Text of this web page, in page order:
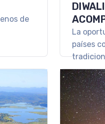
de
La
países